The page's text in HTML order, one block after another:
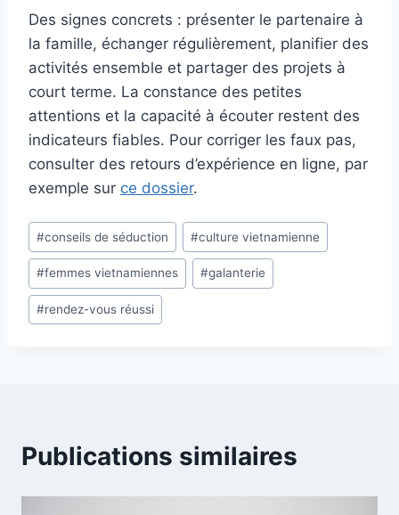
Des signes concrets : présenter le partenaire à
la famille, échanger régulièrement, planifier des
activités ensemble et partager des projets à
court terme. La constance des petites
attentions et la capacité à écouter restent des
indicateurs fiables. Pour corriger les faux pas,
consulter des retours d’expérience en ligne, par
exemple sur ce dossier.
Étiquettes
de
la
publication :
#conseils de séduction #culture vietnamienne
#femmes vietnamiennes #galanterie
#rendez-vous réussi
Publications similaires